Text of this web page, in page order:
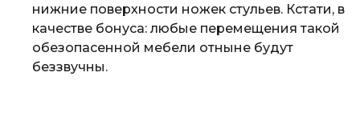
нижние поверхности ножек стульев. Кстати, в
качестве бонуса: любые перемещения такой
обезопасенной мебели отныне будут
беззвучны.